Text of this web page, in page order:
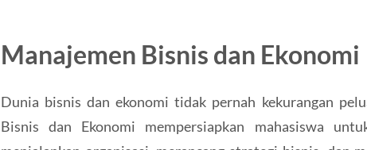
Manajemen Bisnis dan Ekonomi
Dunia bisnis dan ekonomi tidak pernah kekurangan
Bisnis dan Ekonomi mempersiapkan mahasiswa